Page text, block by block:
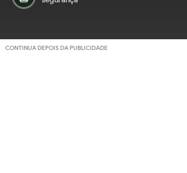
CONTINUA DEPOIS DA PUBLICIDADE